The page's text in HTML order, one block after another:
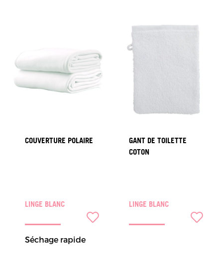
COUVERTURE POLAIRE
LINGE BLANC
Séchage rapide
GANT DE TOILETTE
COTON
LINGE BLANC